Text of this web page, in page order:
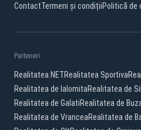
ContactTermeni și condițiiPolitică de
Parteneri:
Realitatea.NETRealitatea Sportiva
Realitatea de IalomitaRealitatea de
Realitatea de GalatiRealitatea de
Realitatea de VranceaRealitatea de